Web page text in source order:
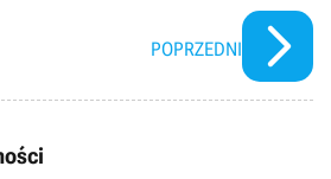
POPRZEDNI